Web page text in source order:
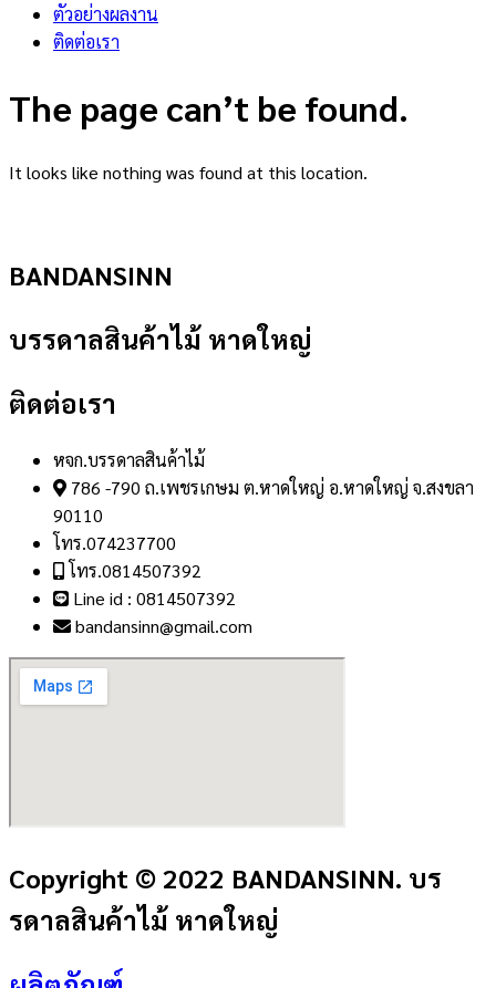
ตัวอย่างผลงาน
ติดต่อเรา
The page can’t be found.
It looks like nothing was found at this location.
BANDANSINN
บรรดาลสินค้าไม้ หาดใหญ่
ติดต่อเรา
หจก.บรรดาลสินค้าไม้
786 -790 ถ.เพชรเกษม ต.หาดใหญ่ อ.หาดใหญ่ จ.สงขลา
90110
โทร.074237700
โทร.0814507392
Line id : 0814507392
bandansinn@gmail.com
Copyright © 2022 BANDANSINN. บร
รดาลสินค้าไม้ หาดใหญ่